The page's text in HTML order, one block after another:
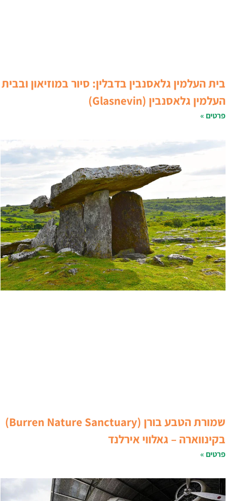
בית העלמין גלאסנבין בדבלין: סיור במוזיאון ובבית
העלמין גלאסנבין (Glasnevin)
פרטים »
שמורת הטבע בורן (Burren Nature Sanctuary)
בקינווארה – גאלווי אירלנד
פרטים »